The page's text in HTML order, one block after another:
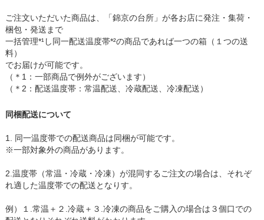
ご注文いただいた商品は、「錦京の台所」が各お店に発注・集荷・
梱包・発送まで
一括管理*¹し同一配送温度帯*²の商品であれば一つの箱（１つの送
料）
でお届けが可能です。
（＊1：一部商品で例外がございます）
（＊2：配送温度帯：常温配送、冷蔵配送、冷凍配送）
同梱配送について
1. 同一温度帯での配送商品は同梱が可能です。
※一部対象外の商品があります。
2.温度帯（常温・冷蔵・冷凍）が混同するご注文の場合は、それぞ
れ適した温度帯での配送となりす。
例）１.常温＋２.冷蔵＋３.冷凍の商品をご購入の場合は３個口での